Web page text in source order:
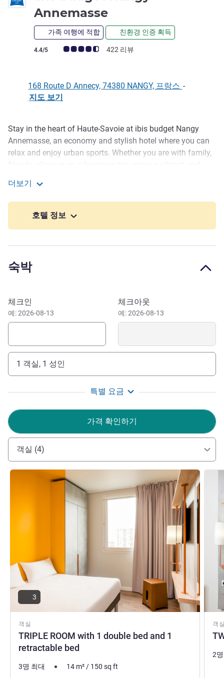
Annemasse
가족 여행에 적합 친환경 인증 획득
고객 평점 (ALL 평가)
4.4/5 422 리뷰
168 Route D Annecy, 74380 NANGY, 프랑스 -
지도 보기
호텔설명
Stay in the heart of Haute-Savoie at ibis budget Nangy
Annemasse, an economy and stylish hotel where you can
relax and enjoy urban sports. Whether you are with family,
contemporary ambiance. The hotel has 76 new generation
rooms guaranteeing ultimate comfort and a relaxing stay.
The hotel is ideally located 30 minutes from Geneva airport
tourist sites of the region, such as Mont-Blanc, Lake
our hotel is less than 1 hour's drive from several spa
travels.
Nangy at the foot of Mont Blanc invites you to discover
ambiance. Whether you love skiing, hiking, culture or
relaxing, Nangy has something for you!
establishment. You'll benefit from smart prices close to
Geneva and the top Savoy ski resorts. We hope to meet
you and make your stay a real pleasure
Sandra BERTHOUD 호텔 관리
더보기
호텔 정보
숙박
이 호텔 예약하기
체크인
예: 2026-08-13
체크아웃
예: 2026-08-13
1 객실, 1 성인
특별 요금
가격 확인하기
객실 (4)
객실
TRIPLE ROOM with 1 double bed and 1
retractable bed
세부 정보 보기
3
3명 최대 14 m²/ 150 sq ft
객
세부
2